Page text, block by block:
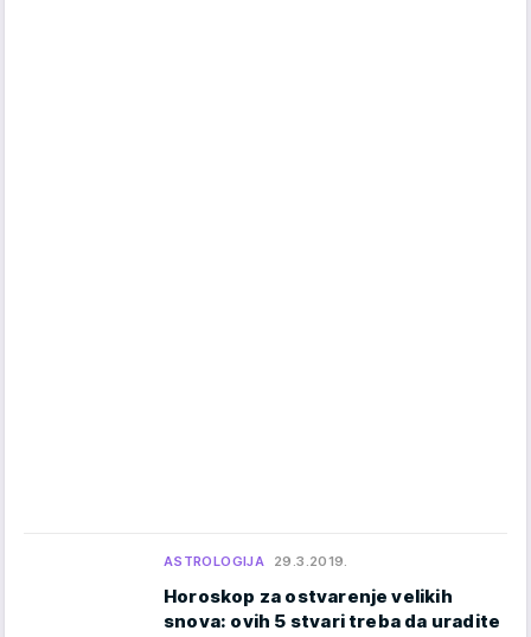
ASTROLOGIJA 29.3.2019.
Horoskop za ostvarenje velikih
snova: ovih 5 stvari treba da uradite